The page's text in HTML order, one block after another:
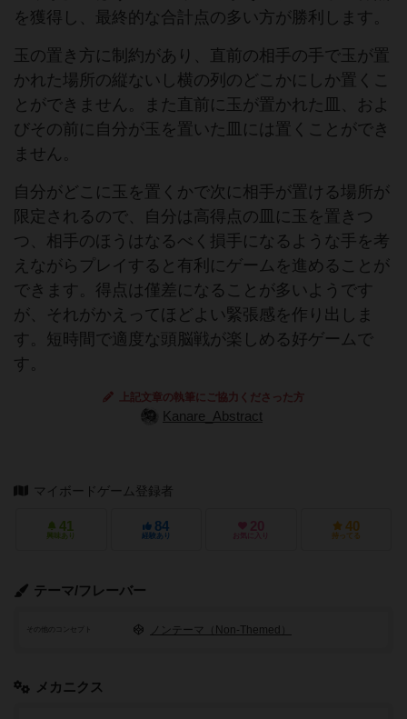
を獲得し、最終的な合計点の多い方が勝利します。
玉の置き方に制約があり、直前の相手の手で玉が置
かれた場所の縦ないし横の列のどこかにしか置くこ
とができません。また直前に玉が置かれた皿、およ
びその前に自分が玉を置いた皿には置くことができ
ません。
自分がどこに玉を置くかで次に相手が置ける場所が
限定されるので、自分は高得点の皿に玉を置きつ
つ、相手のほうはなるべく損手になるような手を考
えながらプレイすると有利にゲームを進めることが
できます。得点は僅差になることが多いようです
が、それがかえってほどよい緊張感を作り出しま
す。短時間で適度な頭脳戦が楽しめる好ゲームで
す。
上記文章の執筆にご協力くださった方
Kanare_Abstract
マイボードゲーム登録者
41
興味あり
84
経験あり
20
お気に入り
40
持ってる
テーマ/フレーバー
その他のコンセプト ノンテーマ（Non-Themed）
メカニクス